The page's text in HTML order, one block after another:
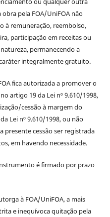
pela FOA/UniFOA não
à remuneração, reembolso,
participação em receitas ou
permanecendo a
integralmente gratuito.
fica autorizada a promover o
artigo 19 da Lei nº 9.610/1998,
cessão à margem do
Lei nº 9.610/1998, ou não
presente cessão ser registrada
em havendo necessidade.
é firmado por prazo
à FOA/UniFOA, a mais
e inequívoca quitação pela